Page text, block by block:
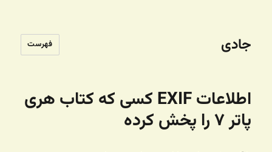
جادی فهرست
اطلاعات EXIF کسی که کتاب هری
پاتر ۷ را پخش کرده